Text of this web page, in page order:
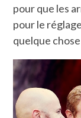
pour que les
pour le
quelque